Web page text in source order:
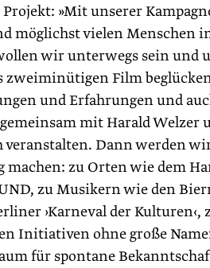
»Mit unserer
möglichst vielen Menschen
wir unterwegs sein und
Film
und Erfahrungen und
mit Harald Welzer
Dann werden
zu Orten wie dem
zu Musikern wie den
›Karneval der
Initiativen ohne große
für spontane